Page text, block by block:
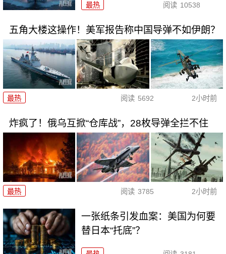
最热 阅读 10538
五角大楼这操作！美军报告称中国导弹不如伊朗？
最热 阅读 5692 2小时前
炸疯了！俄乌互掀“仓库战”，28枚导弹全拦不住
最热 阅读 3785 2小时前
一张纸条引发血案：美国为何要
替日本“托底”？